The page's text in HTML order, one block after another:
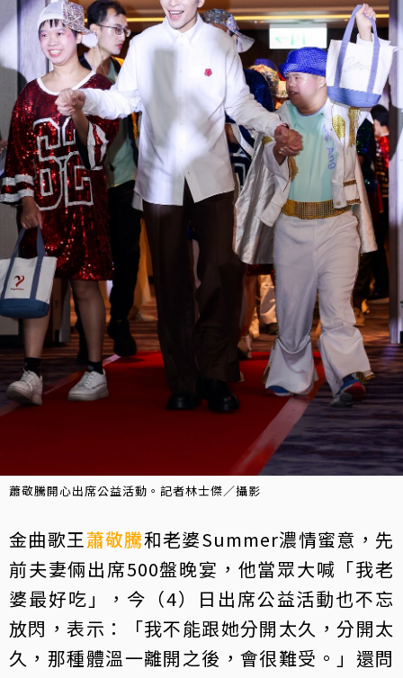
蕭敬騰開心出席公益活動。記者林士傑／攝影
金曲歌王蕭敬騰和老婆Summer濃情蜜意，先
前夫妻倆出席500盤晚宴，他當眾大喊「我老
婆最好吃」，今（4）日出席公益活動也不忘
放閃，表示：「我不能跟她分開太久，分開太
久，那種體溫一離開之後，會很難受。」還問